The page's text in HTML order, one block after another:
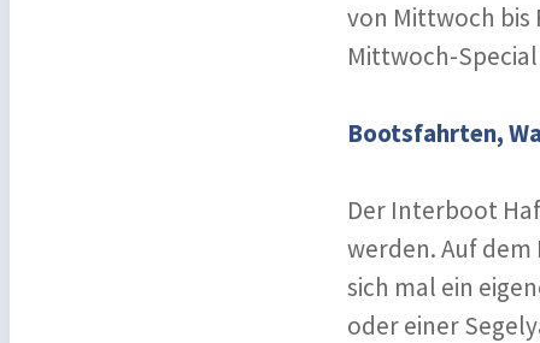
von Mittwoch bis
Mittwoch-
Bootsfahrten,
Der Interboot
werden. Auf
sich mal ein
oder einer